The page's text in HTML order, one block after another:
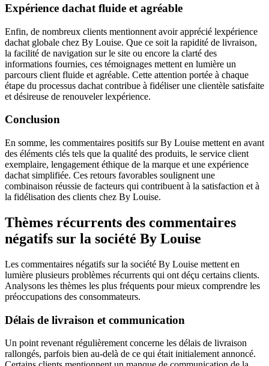
Expérience dachat fluide et agréable
Enfin, de nombreux clients mentionnent avoir apprécié lexpérience
dachat globale chez By Louise. Que ce soit la rapidité de livraison,
la facilité de navigation sur le site ou encore la clarté des
informations fournies, ces témoignages mettent en lumière un
parcours client fluide et agréable. Cette attention portée à chaque
étape du processus dachat contribue à fidéliser une clientèle satisfaite
et désireuse de renouveler lexpérience.
Conclusion
En somme, les commentaires positifs sur By Louise mettent en avant
des éléments clés tels que la qualité des produits, le service client
exemplaire, lengagement éthique de la marque et une expérience
dachat simplifiée. Ces retours favorables soulignent une
combinaison réussie de facteurs qui contribuent à la satisfaction et à
la fidélisation des clients chez By Louise.
Thèmes récurrents des commentaires
négatifs sur la société By Louise
Les commentaires négatifs sur la société By Louise mettent en
lumière plusieurs problèmes récurrents qui ont déçu certains clients.
Analysons les thèmes les plus fréquents pour mieux comprendre les
préoccupations des consommateurs.
Délais de livraison et communication
Un point revenant régulièrement concerne les délais de livraison
rallongés, parfois bien au-delà de ce qui était initialement annoncé.